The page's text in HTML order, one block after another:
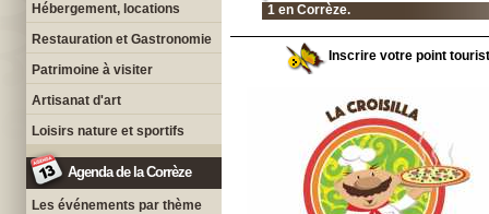
Hébergement, locations
Restauration et Gastronomie
Patrimoine à visiter
Artisanat d'art
Loisirs nature et sportifs
Agenda de la Corrèze
Les événements par thème
1 en Corrèze.
Inscrire votre point